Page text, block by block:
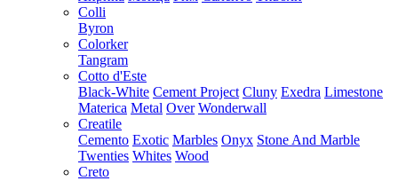
Colli
Byron
Colorker
Tangram
Cotto d'Este
Black-White Cement Project Cluny Exedra Limestone
Materica Metal Over Wonderwall
Creatile
Cemento Exotic Marbles Onyx Stone And Marble
Twenties Whites Wood
Creto